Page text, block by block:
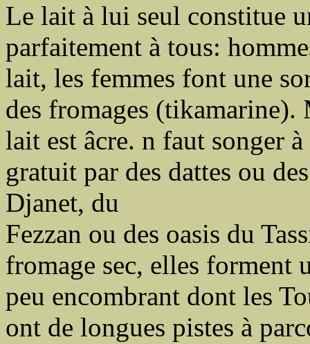
Le lait à lui seul constitue
parfaitement à tous:
lait, les femmes font une
des fromages (tikamarine).
lait est âcre. n faut songer
gratuit par des dattes ou
Djanet, du
Fezzan ou des oasis du
fromage sec, elles forment
peu encombrant dont les
ont de longues pistes à